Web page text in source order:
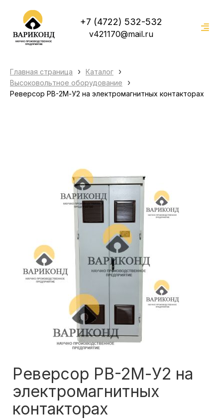
+7 (4722) 532-532
v421170@mail.ru
Главная страница › Каталог ›
Высоковольтное оборудование ›
Реверсор РВ-2М-У2 на электромагнитных контакторах
Реверсор РВ-2М-У2 на
электромагнитных
контакторах